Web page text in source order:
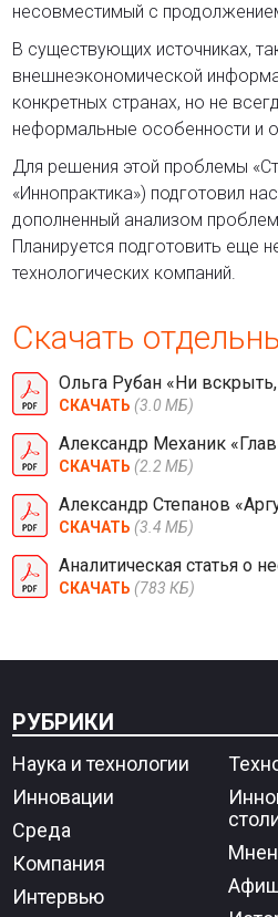
несовместимый с
В существующих источниках,
внешнеэкономической
конкретных странах, но не
неформальные особенности и
Для решения этой проблемы
«Иннопрактика») подготовил
дополненный анализом
Планируется подготовить еще
технологических компаний.
Скачать
Ольга Рубан «Ни
СКАЧАТЬ (3.0 МБ)
Александр Механик
СКАЧАТЬ (2.2 МБ)
Александр Степанов
СКАЧАТЬ (3.4 МБ)
Аналитическая статья о
СКАЧАТЬ (783 КБ)
РУБРИКИ
Наука и технологии
Инновации
Среда
Компания
Интервью